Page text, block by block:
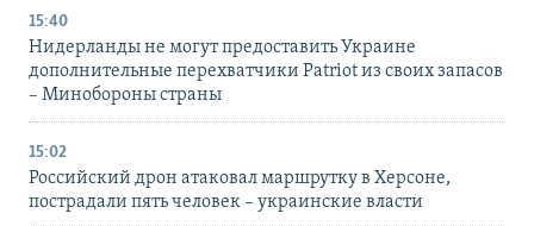
15:40
Нидерланды не могут предоставить Украине
дополнительные перехватчики Patriot из своих запасов
– Минобороны страны
15:02
Российский дрон атаковал маршрутку в Херсоне,
пострадали пять человек – украинские власти